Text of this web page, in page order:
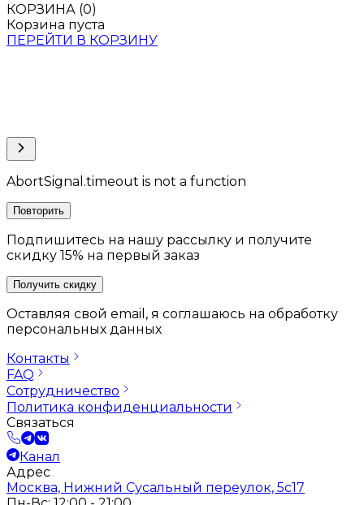
КОРЗИНА (0)
Корзина пуста
ПЕРЕЙТИ В КОРЗИНУ
AbortSignal.timeout is not a function
Повторить
Подпишитесь на нашу рассылку и получите
скидку 15% на первый заказ
Получить скидку
Оставляя свой email, я соглашаюсь на обработку
персональных данных
Контакты
FAQ
Сотрудничество
Политика конфиденциальности
Связаться
Канал
Адрес
Москва, Нижний Сусальный переулок, 5с17